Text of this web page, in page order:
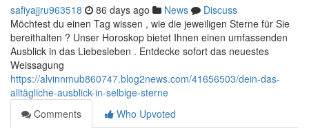
safiyajjru963518 86 days ago News
Discuss
Möchtest du einen Tag wissen , wie die jeweiligen Sterne für Sie
bereithalten ? Unser Horoskop bietet Ihnen einen umfassenden
Ausblick in das Liebesleben . Entdecke sofort das neuestes
Weissagung
https://alvinnmub860747.blog2news.com/41656503/dein-das-
alltägliche-ausblick-in-selbige-sterne
Comments
Who Upvoted